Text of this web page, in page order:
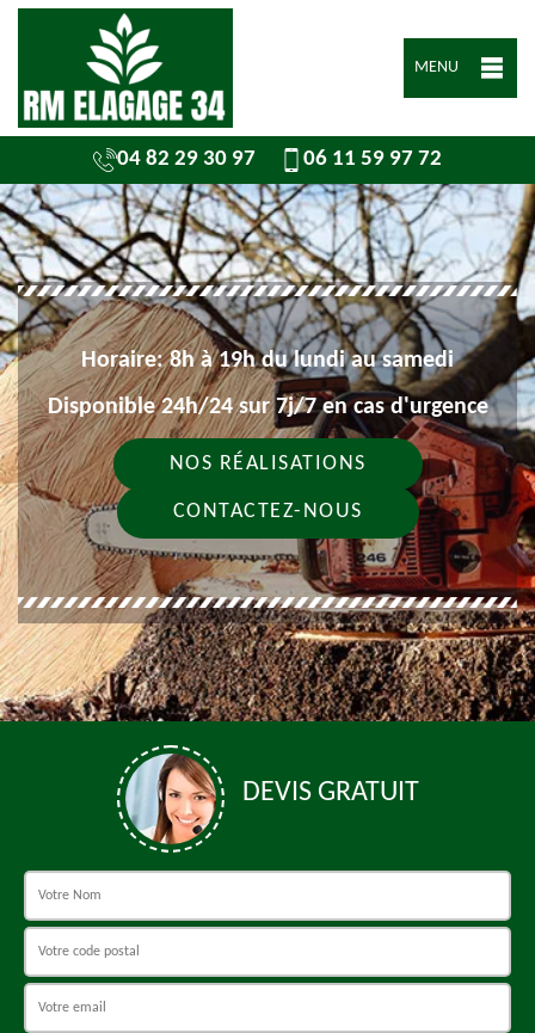
MENU
04 82 29 30 97 06 11 59 97 72
Horaire: 8h à 19h du lundi au samedi
Disponible 24h/24 sur 7j/7 en cas d'urgence
NOS RÉALISATIONS
CONTACTEZ-NOUS
DEVIS GRATUIT